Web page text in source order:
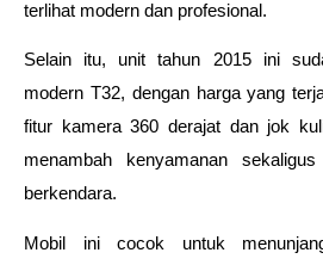
terlihat modern dan profesional.
Selain itu, unit tahun 2015 ini
modern T32, dengan harga yang
fitur kamera 360 derajat dan jok
menambah kenyamanan
berkendara.
Mobil ini cocok untuk